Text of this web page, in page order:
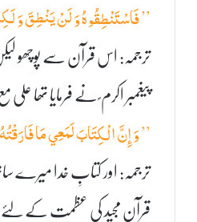
’’ فَاسْتَنْطِقُوهُ وَ لَنْ يَنْطِقَ وَ
ترجمہ: اس قرآن سے پوچھو
پیغمبر اکرم ؐ نے فرمایا تھا
’’ وَ إِنَّ الْكِتَابَ لَمَعِي مَا
ترجمہ: اور کتابِ خدا
قرآن مجید کی عظمت کے لئے